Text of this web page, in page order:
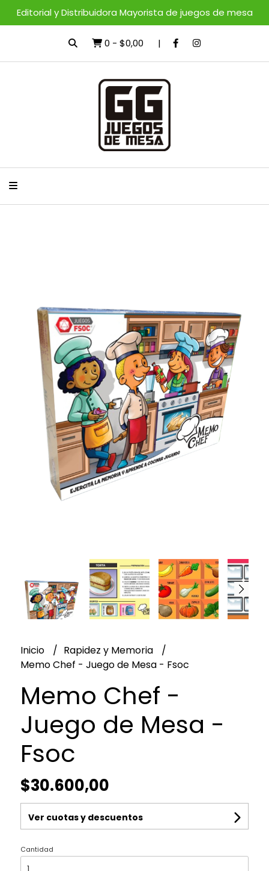
Editorial y Distribuidora Mayorista de juegos de mesa
0 - $0,00
Inicio
Rapidez y Memoria
Memo Chef - Juego de Mesa - Fsoc
Memo Chef -
Juego de Mesa -
Fsoc
$30.600,00
Ver cuotas y descuentos
Cantidad